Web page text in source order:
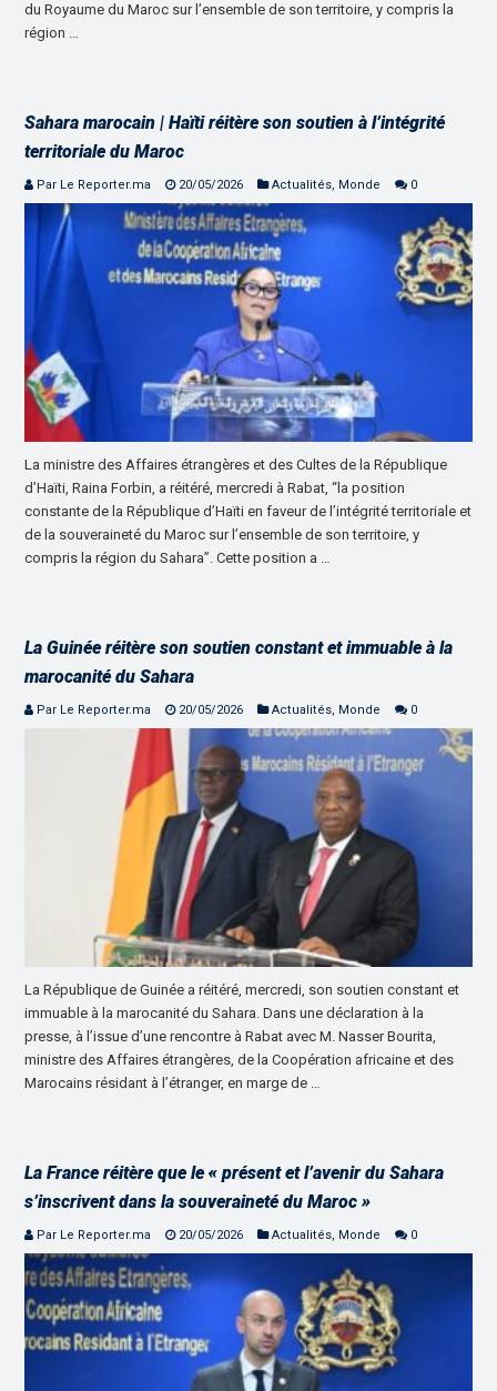
du Royaume du Maroc sur l’ensemble de son territoire, y compris la
région …
Sahara marocain | Haïti réitère son soutien à l’intégrité
territoriale du Maroc
Par Le Reporter.ma 20/05/2026 Actualités, Monde 0
La ministre des Affaires étrangères et des Cultes de la République
d’Haïti, Raina Forbin, a réitéré, mercredi à Rabat, “la position
constante de la République d’Haïti en faveur de l’intégrité territoriale et
de la souveraineté du Maroc sur l’ensemble de son territoire, y
compris la région du Sahara”. Cette position a …
La Guinée réitère son soutien constant et immuable à la
marocanité du Sahara
Par Le Reporter.ma 20/05/2026 Actualités, Monde 0
La République de Guinée a réitéré, mercredi, son soutien constant et
immuable à la marocanité du Sahara. Dans une déclaration à la
presse, à l’issue d’une rencontre à Rabat avec M. Nasser Bourita,
ministre des Affaires étrangères, de la Coopération africaine et des
Marocains résidant à l’étranger, en marge de …
La France réitère que le « présent et l’avenir du Sahara
s’inscrivent dans la souveraineté du Maroc »
Par Le Reporter.ma 20/05/2026 Actualités Monde 0